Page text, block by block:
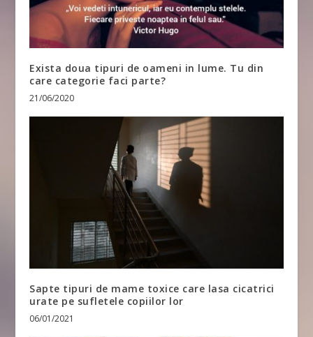
Exista doua tipuri de oameni in lume. Tu din
care categorie faci parte?
21/06/2020
Sapte tipuri de mame toxice care lasa cicatrici
urate pe sufletele copiilor lor
06/01/2021